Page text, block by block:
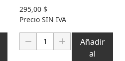
295,00 $
Precio SIN IVA
Cantidad:
Añadir
al